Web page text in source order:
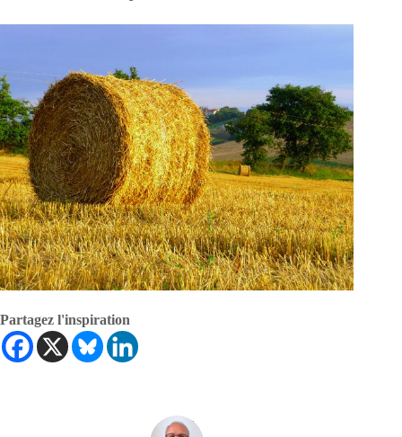
Partagez l'inspiration